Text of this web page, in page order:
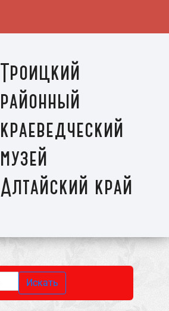
Троицкий
районный
краеведческий
музей
Алтайский край
Искать